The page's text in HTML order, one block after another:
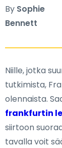
By Sophie
Bennett
Niille, jotka
tutkimista,
olennaista.
frankfurtin
siirtoon
tavalla voit